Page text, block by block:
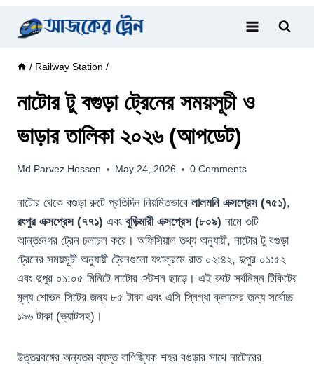
/ Railway Station /
নাটোর টু বগুড়া ট্রেনের সময়সূচী ও
ভাড়ার তালিকা ২০২৬ (আপডেট)
Md Parvez Hossen May 24, 2026 0 Comments
নাটোর থেকে বগুড়া রুটে প্রতিদিন নিয়মিতভাবে লালমনি এক্সপ্রেস (৭৫১),
রংপুর এক্সপ্রেস (৭৭১) এবং বুড়িমারী এক্সপ্রেস (৮০৯) নামে ৩টি
আন্তঃনগর ট্রেন চলাচল করে। অফিসিয়াল তথ্য অনুযায়ী, নাটোর টু বগুড়া
ট্রেনের সময়সূচী অনুযায়ী ট্রেনগুলো যথাক্রমে রাত ০২:৪২, দুপুর ০১:৫২
এবং দুপুর ০১:০৫ মিনিটে নাটোর স্টেশন ছাড়ে। এই রুটে সর্বনিম্ন টিকিটের
মূল্য শোভন সিটের জন্য ৮৫ টাকা এবং এসি স্নিগ্ধা ক্লাসের জন্য সর্বোচ্চ
১৯৬ টাকা (ভ্যাটসহ)।
উত্তরবঙ্গের অন্যতম ব্যস্ত বাণিজ্যিক শহর বগুড়ার সাথে নাটোরের